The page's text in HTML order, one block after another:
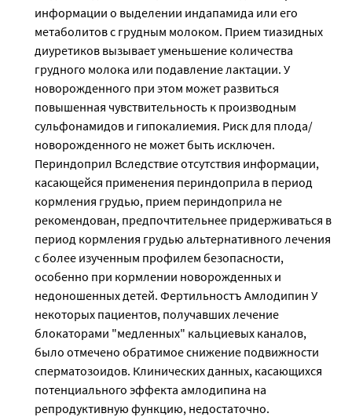
информации о выделении индапамида или его
метаболитов с грудным молоком. Прием тиазидных
диуретиков вызывает уменьшение количества
грудного молока или подавление лактации. У
новорожденного при этом может развиться
повышенная чувствительность к производным
сульфонамидов и гипокалиемия. Риск для плода/
новорожденного не может быть исключен.
Периндоприл Вследствие отсутствия информации,
касающейся применения периндоприла в период
кормления грудью, прием периндоприла не
рекомендован, предпочтительнее придерживаться в
период кормления грудью альтернативного лечения
с более изученным профилем безопасности,
особенно при кормлении новорожденных и
недоношенных детей. Фертильностъ Амлодипин У
некоторых пациентов, получавших лечение
блокаторами "медленных" кальциевых каналов,
было отмечено обратимое снижение подвижности
сперматозоидов. Клинических данных, касающихся
потенциального эффекта амлодипина на
репродуктивную функцию, недостаточно.